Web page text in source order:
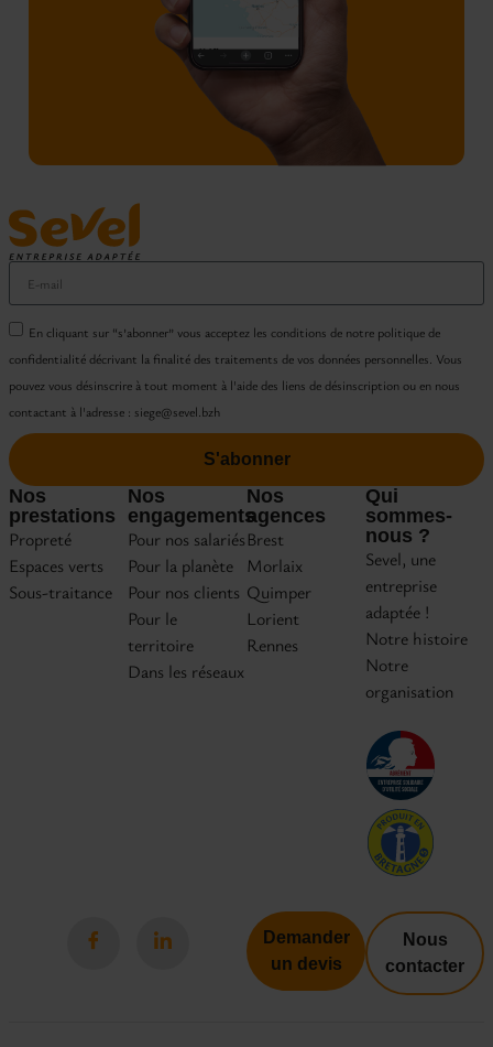
En cliquant sur “s’abonner” vous acceptez les conditions de notre politique de
confidentialité décrivant la finalité des traitements de vos données personnelles. Vous
pouvez vous désinscrire à tout moment à l'aide des liens de désinscription ou en nous
contactant à l'adresse : siege@sevel.bzh
S'abonner
Nos
prestations
Propreté
Espaces verts
Sous-traitance
Nos
engagements
Pour nos salariés
Pour la planète
Pour nos clients
Pour le
territoire
Dans les réseaux
Nos
agences
Brest
Morlaix
Quimper
Lorient
Rennes
Qui
sommes-
nous ?
Sevel, une
entreprise
adaptée !
Notre histoire
Notre
organisation
Demander
un devis
Nous
contacter